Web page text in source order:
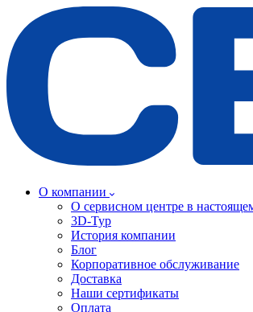
О компании
О сервисном центре в
3D-Тур
История компании
Блог
Корпоративное обслуживание
Доставка
Наши сертификаты
Оплата